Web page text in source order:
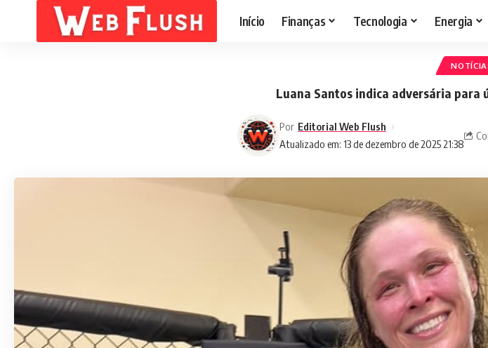
Início Finanças Tecnologia Energia
Luana Santos indica adversária para
Atualizado em: 13 de dezembro de 2025 21:38
Por Editorial Web Flush